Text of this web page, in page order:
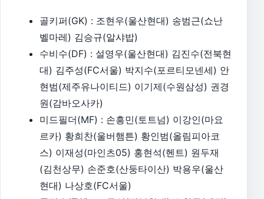
골키퍼(GK) : 조현우(울산현대) 송범근(쇼난
벨마레) 김승규(알샤밥)
수비수(DF) : 설영우(울산현대) 김진수(전북현
대) 김주성(FC서울) 박지수(포르티모넨세) 안
현범(제주유나이티드) 이기제(수원삼성) 권경
원(감바오사카)
미드필더(MF) : 손흥민(토트넘) 이강인(마요
르카) 황희찬(울버햄튼) 황인범(올림피아코
스) 이재성(마인츠05) 홍현석(헨트) 원두재
(김천상무) 손준호(산둥타이산) 박용우(울산
현대) 나상호(FC서울)